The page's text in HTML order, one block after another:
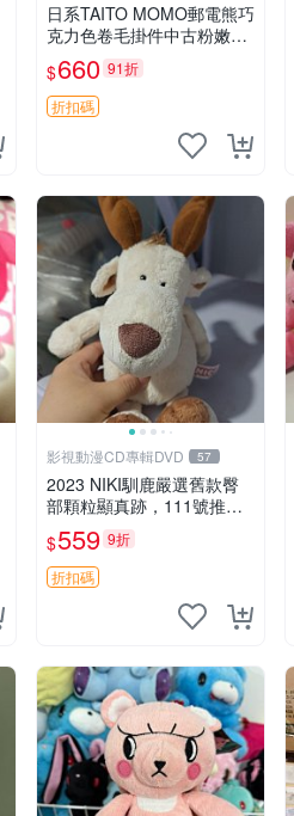
日系TAITO MOMO郵電熊巧
克力色卷毛掛件中古粉嫩玩
偶微瑕推薦 postpet momo
郵電熊 中古玩偶
$660 91折
折扣碼
影視動漫CD專輯DVD 57
2023 NIKI馴鹿嚴選舊款臀
部顆粒顯真跡，111號推薦
珍藏品 馴鹿 舊款 尾巴顆粒
$559 9折
折扣碼